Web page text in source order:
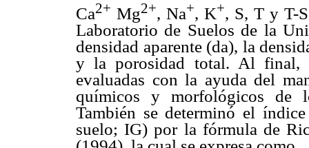
Ca2+ Mg2+, Na+, K+, S, T y T-
Laboratorio de Suelos de la
densidad aparente (da), la
y la porosidad total. Al final,
evaluadas con la ayuda del
químicos y morfológicos de
También se determinó el
suelo; IG) por la fórmula de